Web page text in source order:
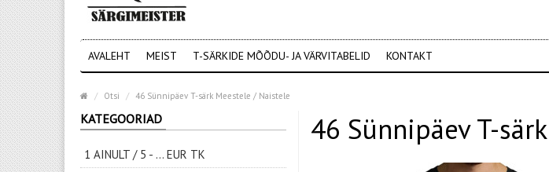
AVALEHT MEIST T-SÄRKIDE MÕÕDU- JA VÄRVITABELID KONTAKT
Otsi 46 Sünnipäev T-särk Meestele / Naistele
KATEGOORIAD
1 AINULT / 5 - ... EUR TK
46 Sünnipäev T-